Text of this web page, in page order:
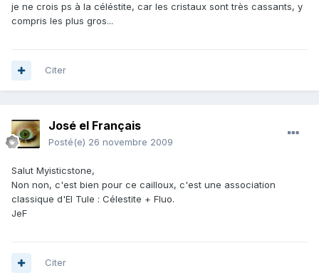
je ne crois ps à la céléstite, car les cristaux sont très cassants, y
compris les plus gros...
Citer
José el Français
Posté(e) 26 novembre 2009
Salut Myisticstone,
Non non, c'est bien pour ce cailloux, c'est une association
classique d'El Tule : Célestite + Fluo.
JeF
Citer